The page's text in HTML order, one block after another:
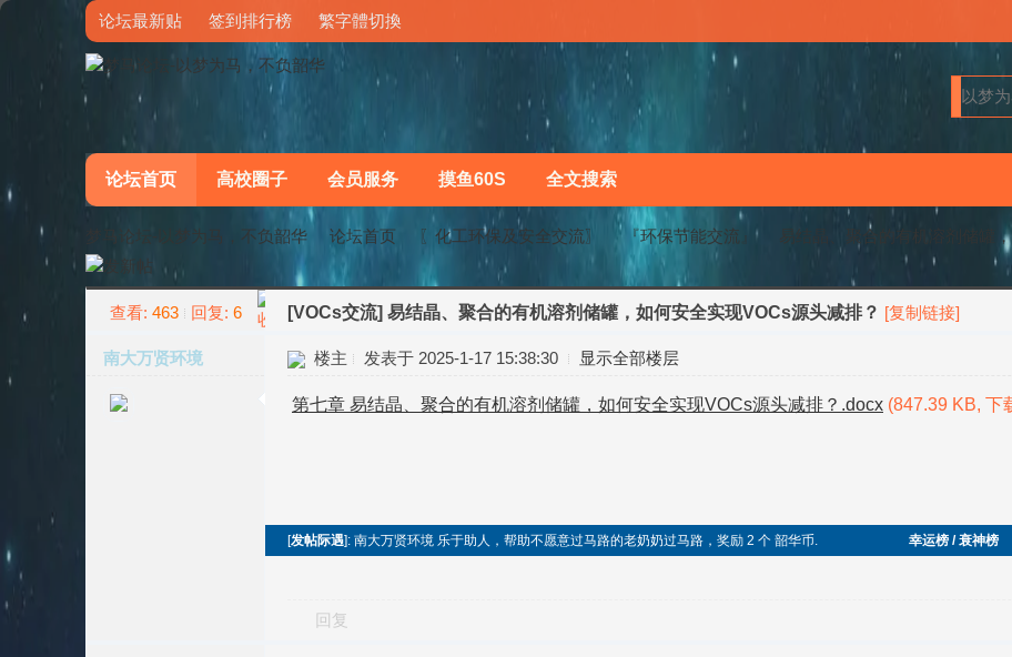
论坛最新贴 签到排行榜 繁字體切換
论坛首页 高校圈子 会员服务 摸鱼60S 全文搜索
梦马论坛-以梦为马，不负韶华 论坛首页 〖化工环保及安全交流〗 『环保节能交流』
易结晶、聚合的有机溶剂储罐
查看: 463 回复: 6 [VOCs交流] 易结晶、聚合的有机溶剂储罐，如何安全实现VOCs源头减排？ [复制链接]
南大万贤环境 楼主 发表于 2025-1-17 15:38:30 显示全部楼层
第七章 易结晶、聚合的有机溶剂储罐，如何安全实现VOCs源头减排？.docx (847.39 KB, 下
[发帖际遇]: 南大万贤环境 乐于助人，帮助不愿意过马路的老奶奶过马路，奖励 2 个 韶华币. 幸运榜 / 衰神榜
回复